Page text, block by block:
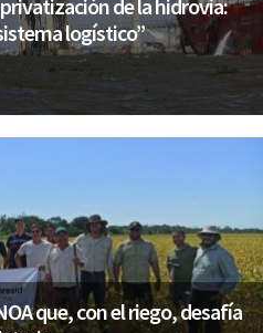
de la hidrovía:
logístico”
que, con el riego, desafía